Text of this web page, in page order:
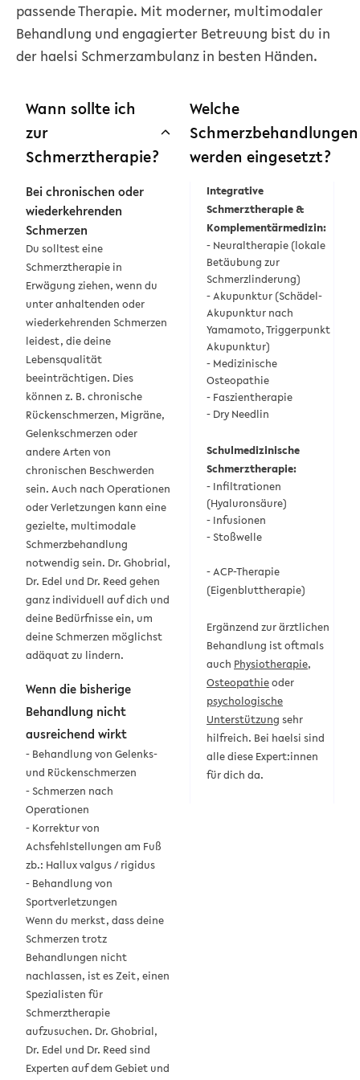
passende Therapie. Mit moderner, multimodaler
Behandlung und engagierter Betreuung bist du in
der haelsi Schmerzambulanz in besten Händen.
Wann sollte ich
zur
Schmerztherapie?
Bei chronischen oder
wiederkehrenden
Schmerzen
Du solltest eine
Schmerztherapie in
Erwägung ziehen, wenn du
unter anhaltenden oder
wiederkehrenden Schmerzen
leidest, die deine
Lebensqualität
beeinträchtigen. Dies
können z. B. chronische
Rückenschmerzen, Migräne,
Gelenkschmerzen oder
andere Arten von
chronischen Beschwerden
sein. Auch nach Operationen
oder Verletzungen kann eine
gezielte, multimodale
Schmerzbehandlung
notwendig sein. Dr. Ghobrial,
Dr. Edel und Dr. Reed gehen
ganz individuell auf dich und
deine Bedürfnisse ein, um
deine Schmerzen möglichst
adäquat zu lindern.
Wenn die bisherige
Behandlung nicht
ausreichend wirkt
- Behandlung von Gelenks-
und Rückenschmerzen
- Schmerzen nach
Operationen
- Korrektur von
Achsfehlstellungen am Fuß
zb.: Hallux valgus / rigidus
- Behandlung von
Sportverletzungen
Wenn du merkst, dass deine
Schmerzen trotz
Behandlungen nicht
nachlassen, ist es Zeit, einen
Spezialisten für
Schmerztherapie
aufzusuchen. Dr. Ghobrial,
Dr. Edel und Dr. Reed sind
Experten auf dem Gebiet und
Welche
Schmerzbehandlungen
werden eingesetzt?
Integrative
Schmerztherapie &
Komplementärmedizin:
- Neuraltherapie (lokale
Betäubung zur
Schmerzlinderung)
- Akupunktur (Schädel-
Akupunktur nach
Yamamoto, Triggerpunkt
Akupunktur)
- Medizinische
Osteopathie
- Faszientherapie
- Dry Needlin
Schulmedizinische
Schmerztherapie:
- Infiltrationen
(Hyaluronsäure)
- Infusionen
- Stoßwelle
-ACP-Therapie
(Eigenbluttherapie)
Ergänzend zur ärztlichen
Behandlung ist oftmals
auch Physiotherapie,
Osteopathieoder
psychologische
Unterstützung sehr
hilfreich. Bei haelsi sind
alle diese Expert:innen
für dich da.